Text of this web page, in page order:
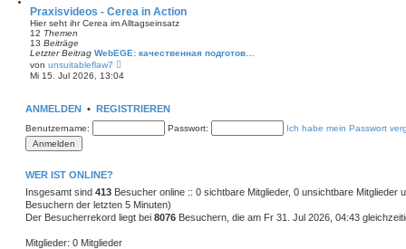
B
e
i
a
Praxisvideos - Cerea in Action
Hier seht ihr Cerea im Alltagseinsatz
12 Themen
13 Beiträge
Letzter Beitrag WebEGE: качественная подготов…
von unsuitableflaw7
e
u
t
e
a
g
Mi 15. Jul 2026, 13:04
ANMELDEN • REGISTRIEREN
Benutzername: Passwort: Ich habe mein Passwort
WER IST ONLINE?
Insgesamt sind 413 Besucher online :: 0 sichtbare Mitglieder, 0 unsichtbare Mitglieder
Besuchern der letzten 5 Minuten)
Der Besucherrekord liegt bei 8076 Besuchern, die am Fr 31. Jul 2026, 04:43
Mitglieder: 0 Mitglieder